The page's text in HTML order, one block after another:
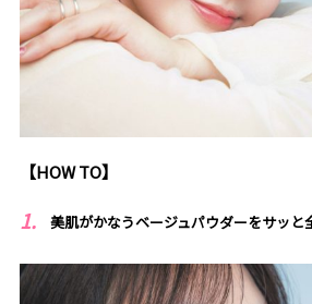
【HOW TO】
美肌がかなうベージュパウダーをサッと